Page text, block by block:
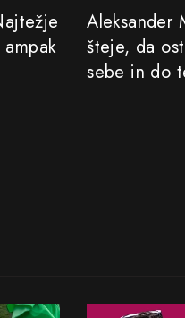
Aleksander
šteje, da
sebe in do